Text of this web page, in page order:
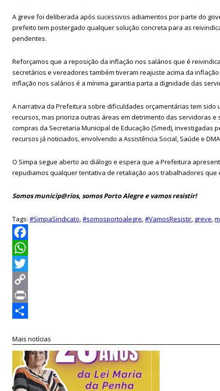
A greve foi deliberada após sucessivos adiamentos por parte do
prefeito tem postergado qualquer solução concreta para as
pendentes.
Reforçamos que a reposição da inflação nos salários que é
secretários e vereadores também tiveram reajuste acima da
inflação nos salários é a mínima garantia parta a dignidade das
A narrativa da Prefeitura sobre dificuldades orçamentárias tem
recursos, mas prioriza outras áreas em detrimento das servidoras
compras da Secretaria Municipal de Educação (Smed),
recursos já noticiados, envolvendo a Assistência Social, Saúde e
O Simpa segue aberto ao diálogo e espera que a Prefeitura
repudiamos qualquer tentativa de retaliação aos trabalhadores que
Somos municip@rios, somos Porto Alegre e vamos resistir!
Tags:#SimpaSindicato,#somosportoalegre,#VamosResistir, greve,
Facebook
WhatsApp
Twitter
Copy
Link
Print
Mais notícias